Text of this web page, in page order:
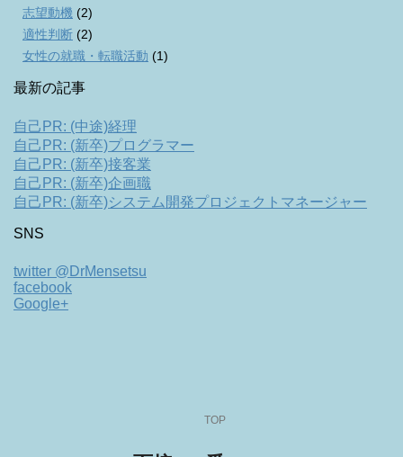
志望動機 (2)
適性判断 (2)
女性の就職・転職活動 (1)
最新の記事
自己PR: (中途)経理
自己PR: (新卒)プログラマー
自己PR: (新卒)接客業
自己PR: (新卒)企画職
自己PR: (新卒)システム開発プロジェクトマネージャー
SNS
twitter @DrMensetsu
facebook
Google+
TOP